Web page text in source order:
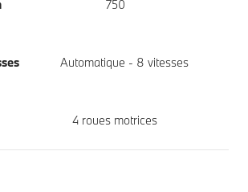
750
Automatique - 8 vitesses
4 roues motrices